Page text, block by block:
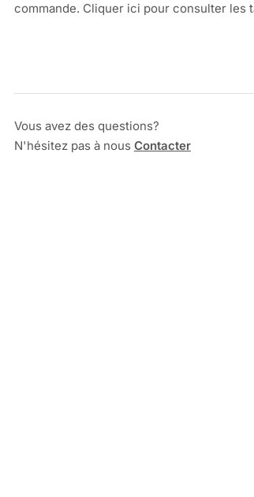
commande. Cliquer ici pour consulter les
Vous avez des questions?
N'hésitez pas à nous Contacter